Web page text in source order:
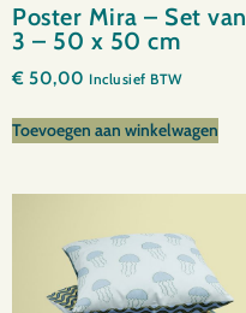
Poster Mira – Set van
3 – 50 x 50 cm
€ 50,00 Inclusief BTW
Toevoegen aan winkelwagen